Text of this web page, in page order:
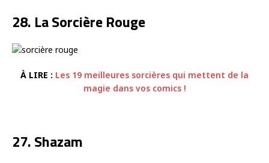
28. La Sorcière Rouge
À LIRE : Les 19 meilleures sorcières qui mettent de la
magie dans vos comics !
27. Shazam